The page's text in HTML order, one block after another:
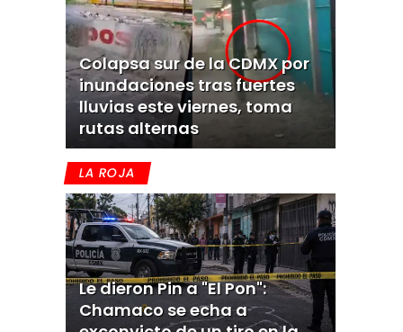
Colapsa sur de la CDMX por
inundaciones tras fuertes
lluvias este viernes, toma
rutas alternas
LA ROJA
Le dieron Pin a "El Pon":
Chamaco se echa a